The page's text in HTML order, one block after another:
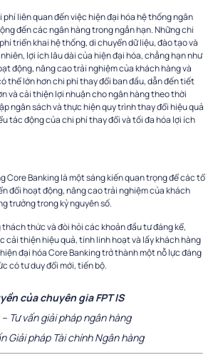
phí liên quan đến việc hiện đại hóa hệ thống ngân
đến các ngân hàng trong ngắn hạn. Những chi
triển khai hệ thống, di chuyển dữ liệu, đào tạo và
lợi ích lâu dài của hiện đại hóa, chẳng hạn như
động, nâng cao trải nghiệm của khách hàng và
thể lớn hơn chi phí thay đổi ban đầu, dẫn đến tiết
và cải thiện lợi nhuận cho ngân hàng theo thời
ngân sách và thực hiện quy trình thay đổi hiệu quả
tác động của chi phí thay đổi và tối đa hóa lợi ích
Core Banking là một sáng kiến ​​quan trọng để các tổ
đổi hoạt động, nâng cao trải nghiệm của khách
trưởng trong kỷ nguyên số.
thức và đòi hỏi các khoản đầu tư đáng kể,
cải thiện hiệu quả, tính linh hoạt và lấy khách hàng
đại hóa Core Banking trở thành một nỗ lực đáng
có tư duy đổi mới, tiến bộ.
của chuyên gia FPT IS
Tư vấn giải pháp ngân hàng
Giải pháp Tài chính Ngân hàng